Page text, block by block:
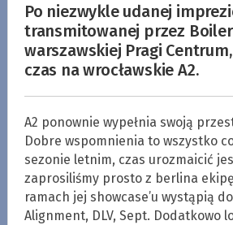
Po niezwykle udanej
transmitowanej przez
warszawskiej Pragi
czas na wrocławskie A2.
A2 ponownie wypełnia swoją
Dobre wspomnienia to wszystko
sezonie letnim, czas urozmaicić
zaprosiliśmy prosto z berlina
ramach jej showcase’u wystąpią
Alignment, DLV, Sept. Dodatkowo